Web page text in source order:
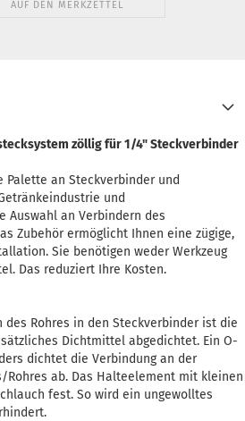
AUF DEN MERKZETTEL
zöllig für 1/4" Steckverbinder
an Steckverbinder und
und
Auswahl an Verbindern des
Zubehör ermöglicht Ihnen eine zügige,
Sie benötigen weder Werkzeug
Das reduziert Ihre Kosten.
des Rohres in den Steckverbinder ist die
Dichtmittel abgedichtet. Ein O-
dichtet die Verbindung an der
Rohres ab. Das Halteelement mit kleinen
fest. So wird ein ungewolltes